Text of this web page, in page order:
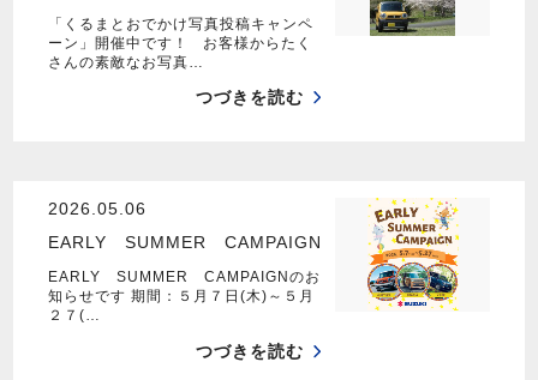
「くるまとおでかけ写真投稿キャンペ
ーン」開催中です！ お客様からたく
さんの素敵なお写真…
つづきを読む
2026.05.06
EARLY SUMMER CAMPAIGN
EARLY SUMMER CAMPAIGNのお
知らせです 期間：５月７日(木)～５月
２７(…
つづきを読む